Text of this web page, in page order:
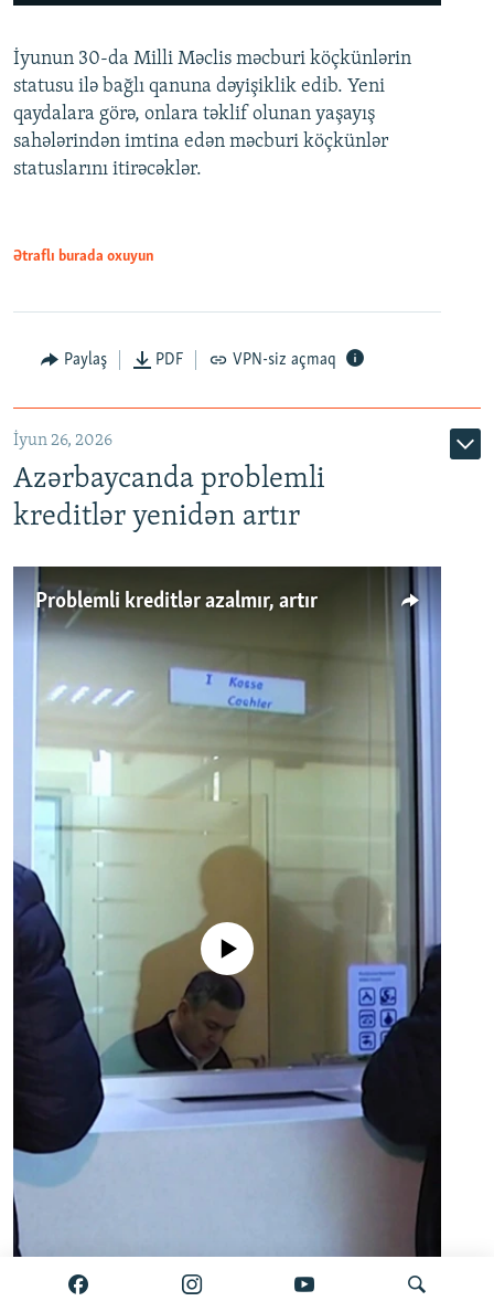
Auto 240p 360p 480p
720p 1080p
360p
480p
720p
İyunun 30-da Milli Məclis məcburi köçkünlərin
statusu ilə bağlı qanuna dəyişiklik edib. Yeni
qaydalara görə, onlara təklif olunan yaşayış
sahələrindən imtina edən məcburi köçkünlər
statuslarını itirəcəklər.
Ətraflı burada oxuyun
Paylaş PDF VPN-siz açmaq
İyun 26, 2026
Azərbaycanda problemli
kreditlər yenidən artır
Problemli kreditlər azalmır, artır
No media source currently available